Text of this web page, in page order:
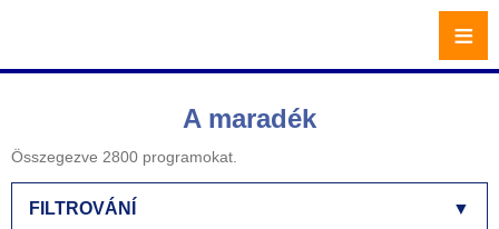
A maradék
Összegezve 2800 programokat.
▼
FILTROVÁNÍ
≡